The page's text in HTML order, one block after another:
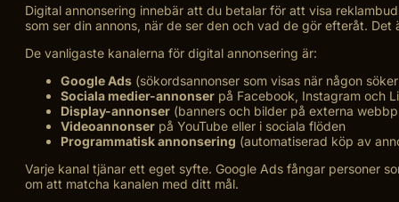
Digital annonsering innebär att du betalar för att visa
som ser din annons, när de ser den och vad de gör efteråt. Det
De vanligaste kanalerna för digital annonsering är:
Google Ads (sökordsannonser som visas när någon
Sociala medier-annonser på Facebook, Instagram och
Display-annonser (banners och bilder på externa
Videoannonser på YouTube eller i sociala flöden
Programmatisk annonsering (automatiserad köp av
Varje kanal tjänar ett eget syfte. Google Ads fångar personer
om att matcha kanalen med ditt mål.